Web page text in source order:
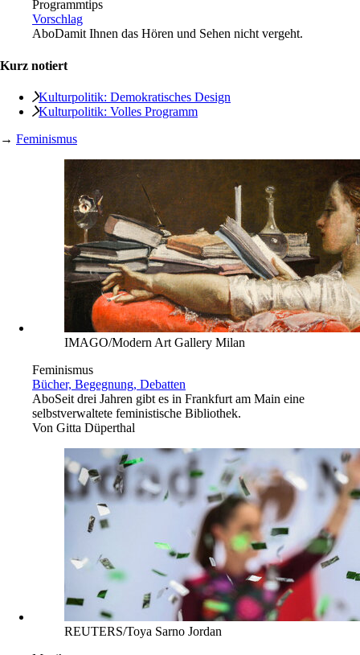
Programmtips
Vorschlag
AboDamit Ihnen das Hören und Sehen nicht vergeht.
Kurz notiert
Kulturpolitik: Demokratisches Design
Kulturpolitik: Volles Programm
→ Feminismus
IMAGO/Modern Art Gallery Milan
Feminismus
Bücher, Begegnung, Debatten
AboSeit drei Jahren gibt es in Frankfurt am Main eine
selbstverwaltete feministische Bibliothek.
Von Gitta Düperthal
REUTERS/Toya Sarno Jordan